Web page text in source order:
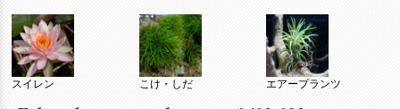
スイレン こけ・しだ エアープランツ